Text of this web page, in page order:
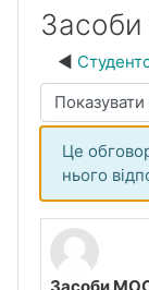
Засоби
Тип показу
Це
нього
Засоби